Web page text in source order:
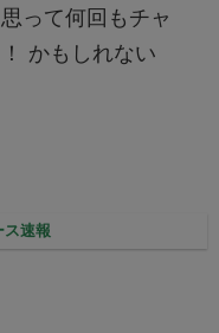
って何回もチャ
かもしれない
ス速報